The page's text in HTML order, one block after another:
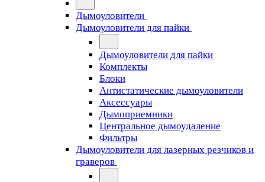
Дымоуловители
Дымоуловители для пайки
Дымоуловители для пайки
Комплекты
Блоки
Антистатические дымоуловители
Аксессуары
Дымоприемники
Центральное дымоудаление
Фильтры
Дымоуловители для лазерных резчиков и
граверов